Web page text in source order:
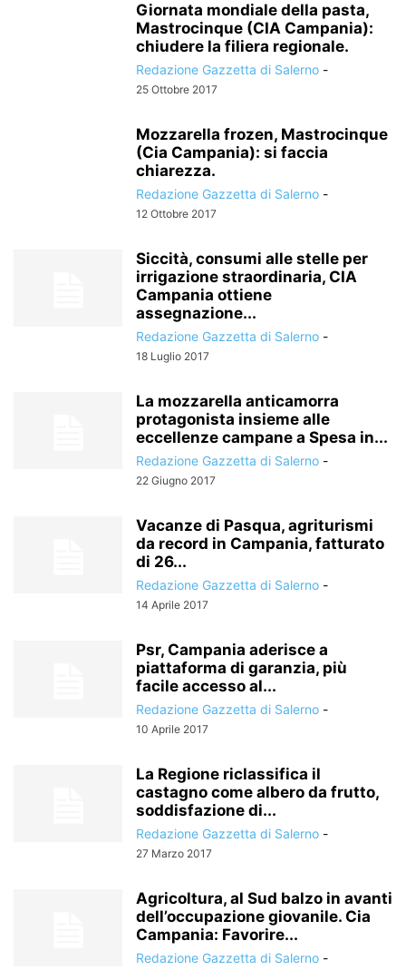
Giornata mondiale della pasta,
Mastrocinque (CIA Campania):
chiudere la filiera regionale.
Redazione Gazzetta di Salerno -
25 Ottobre 2017
Mozzarella frozen, Mastrocinque
(Cia Campania): si faccia
chiarezza.
Redazione Gazzetta di Salerno -
12 Ottobre 2017
Siccità, consumi alle stelle per
irrigazione straordinaria, CIA
Campania ottiene
assegnazione...
Redazione Gazzetta di Salerno -
18 Luglio 2017
La mozzarella anticamorra
protagonista insieme alle
eccellenze campane a Spesa in...
Redazione Gazzetta di Salerno -
22 Giugno 2017
Vacanze di Pasqua, agriturismi
da record in Campania, fatturato
di 26...
Redazione Gazzetta di Salerno -
14 Aprile 2017
Psr, Campania aderisce a
piattaforma di garanzia, più
facile accesso al...
Redazione Gazzetta di Salerno -
10 Aprile 2017
La Regione riclassifica il
castagno come albero da frutto,
soddisfazione di...
Redazione Gazzetta di Salerno -
27 Marzo 2017
Agricoltura, al Sud balzo in avanti
dell’occupazione giovanile. Cia
Campania: Favorire...
Redazione Gazzetta di Salerno -